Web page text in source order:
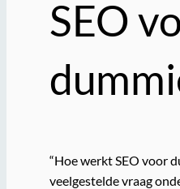
SEO
“Hoe werkt SEO voor
veelgestelde vraag